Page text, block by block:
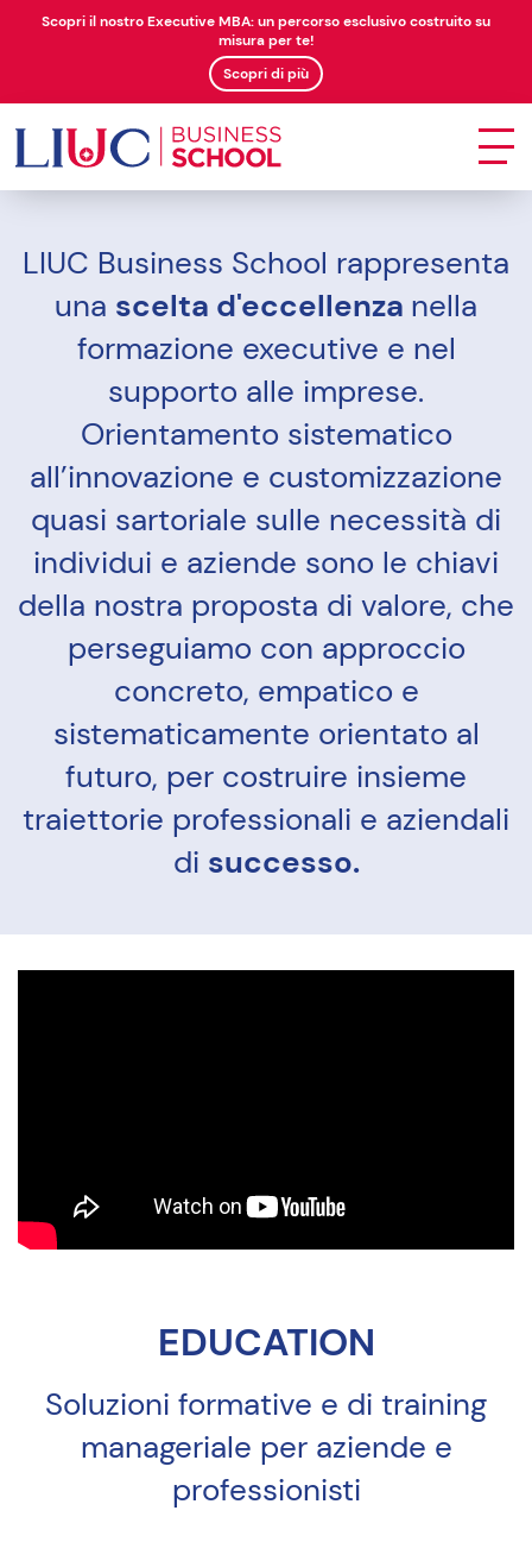
Scopri il nostro Executive MBA: un percorso esclusivo costruito su
misura per te!
Scopri di più
LIUC Business School rappresenta
una scelta d'eccellenza nella
formazione executive e nel
supporto alle imprese.
Orientamento sistematico
all’innovazione e customizzazione
quasi sartoriale sulle necessità di
individui e aziende sono le chiavi
della nostra proposta di valore, che
perseguiamo con approccio
concreto, empatico e
sistematicamente orientato al
futuro, per costruire insieme
traiettorie professionali e aziendali
di successo.
EDUCATION
Soluzioni formative e di training
manageriale per aziende e
professionisti